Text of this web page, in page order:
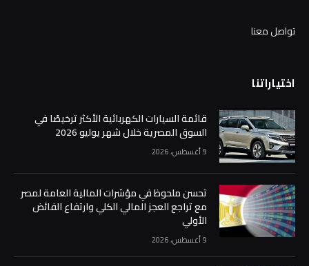
تواصل معنا
اختياراتنا
قائمة السيارات الكهربائية الأكثر ترخيصًا في
السوق المصرية خلال شهر يوليو 2026
9 أغسطس، 2026
تحسن ملحوظ في مؤشرات المالية العامة لمصر
مع تراجع العجز المالي الكلي وارتفاع الفائض
الأولي
9 أغسطس، 2026